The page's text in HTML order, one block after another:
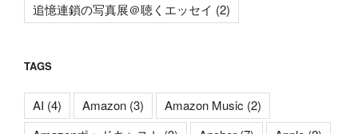
追憶連鎖の写真展＠聴くエッセイ (2)
TAGS
AI (4) Amazon (3) Amazon Music (2)